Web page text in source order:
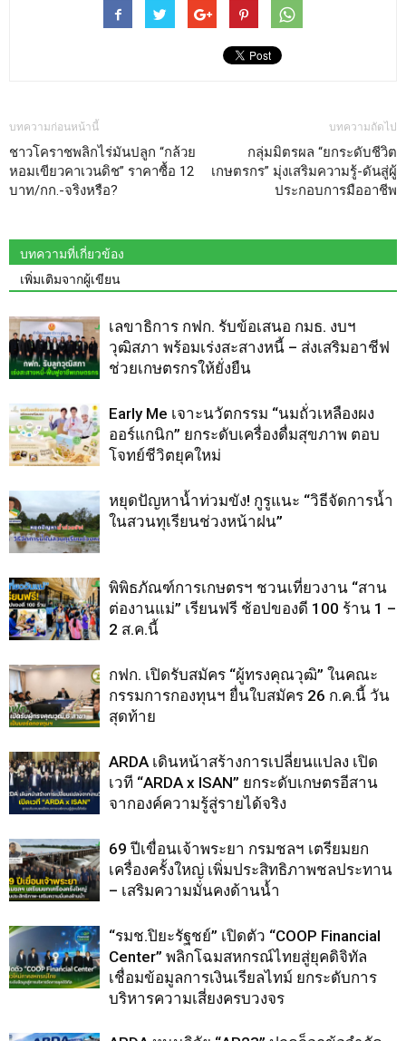
บทความก่อนหน้านี้
ชาวโคราชพลิกไร่มันปลูก “กล้วย
หอมเขียวคาเวนดิช” ราคาซื้อ 12
บาท/กก.-จริงหรือ?
บทความถัดไป
กลุ่มมิตรผล “ยกระดับชีวิต
เกษตรกร” มุ่งเสริมความรู้-ดันสู่ผู้
ประกอบการมืออาชีพ
บทความที่เกี่ยวข้อง
เพิ่มเติมจากผู้เขียน
เลขาธิการ กฟก. รับข้อเสนอ กมธ. งบฯ
วุฒิสภา พร้อมเร่งสะสางหนี้ – ส่งเสริมอาชีฟ
ช่วยเกษตรกรให้ยั่งยืน
Early Me เจาะนวัตกรรม “นมถั่วเหลืองผง
ออร์แกนิก” ยกระดับเครื่องดื่มสุขภาพ ตอบ
โจทย์ชีวิตยุคใหม่
หยุดปัญหาน้ำท่วมขัง! กูรูแนะ “วิธีจัดการน้ำ
ในสวนทุเรียนช่วงหน้าฝน”
พิพิธภัณฑ์การเกษตรฯ ชวนเที่ยวงาน “สาน
ต่องานแม่” เรียนฟรี ช้อปของดี 100 ร้าน 1 –
2 ส.ค.นี้
กฟก. เปิดรับสมัคร “ผู้ทรงคุณวุฒิ” ในคณะ
กรรมการกองทุนฯ ยื่นใบสมัคร 26 ก.ค.นี้ วัน
สุดท้าย
ARDA เดินหน้าสร้างการเปลี่ยนแปลง เปิด
เวที “ARDA x ISAN” ยกระดับเกษตรอีสาน
จากองค์ความรู้สู่รายได้จริง
69 ปีเขื่อนเจ้าพระยา กรมชลฯ เตรียมยก
เครื่องครั้งใหญ่ เพิ่มประสิทธิภาพชลประทาน
– เสริมความมั่นคงด้านน้ำ
“รมช.ปิยะรัฐชย์” เปิดตัว “COOP Financial
Center” พลิกโฉมสหกรณ์ไทยสู่ยุคดิจิทัล
เชื่อมข้อมูลการเงินเรียลไทม์ ยกระดับการ
บริหารความเสี่ยงครบวงจร